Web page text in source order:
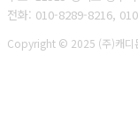
전화: 010-8289-8216,
Copyright © 2025 (주)캐디